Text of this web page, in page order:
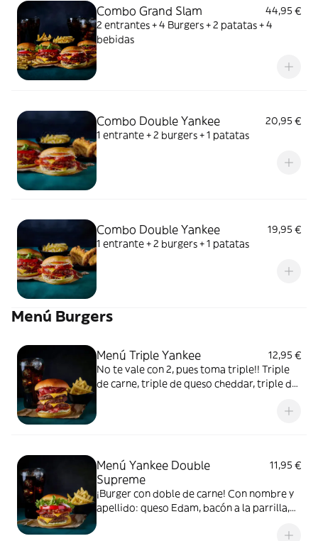
Combo Grand Slam
44,95 €
2 entrantes + 4 Burgers + 2 patatas + 4
bebidas
Combo Double Yankee
20,95 €
1 entrante + 2 burgers + 1 patatas
Combo Double Yankee
19,95 €
1 entrante + 2 burgers + 1 patatas
Menú Burgers
Menú Triple Yankee
12,95 €
No te vale con 2, pues toma triple!! Triple
de carne, triple de queso cheddar, triple de
Menú Yankee Double
Supreme
11,95 €
¡Burger con doble de carne! Con nombre y
apellido: queso Edam, bacón a la parrilla,
roja, cebolla caramelizada y salsa Yankee.